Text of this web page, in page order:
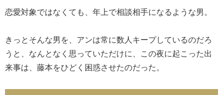
恋愛対象ではなくても、年上で相談相手になるような男。
きっとそんな男を、アンは常に数人キープしているのだろ
うと、なんとなく思っていただけに、この夜に起こった出
来事は、藤本をひどく困惑させたのだった。